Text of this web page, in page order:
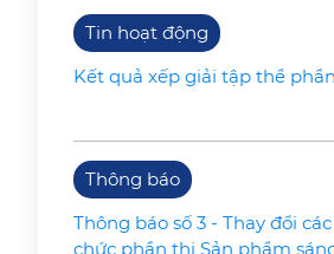
Tin hoạt động
Kết quả xếp giải tập thể
Thông báo
Thông báo số 3 - Thay đổi
chức phần thi Sản phẩm